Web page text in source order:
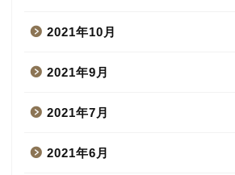
2021年10月
2021年9月
2021年7月
2021年6月